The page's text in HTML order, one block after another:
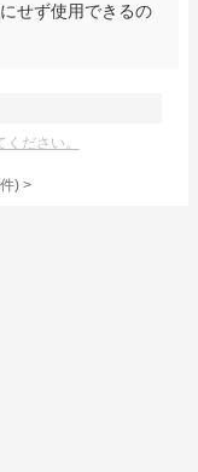
せず使用できるの
ださい。
件) >